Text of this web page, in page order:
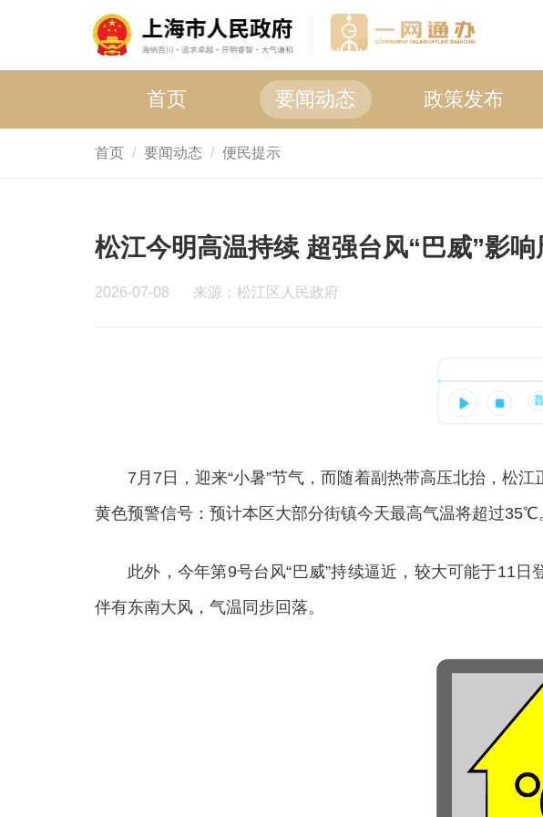
首页 要闻动态 政策发布
首页 要闻动态 便民提示
松江今明高温持续 超强台风“巴威”影
2026-07-08 来源：松江区人民政府
7月7日，迎来“小暑”节气，而随着副热带高压北抬，松
黄色预警信号：预计本区大部分街镇今天最高气温将超过
此外，今年第9号台风“巴威”持续逼近，较大可能于11日
伴有东南大风，气温同步回落。